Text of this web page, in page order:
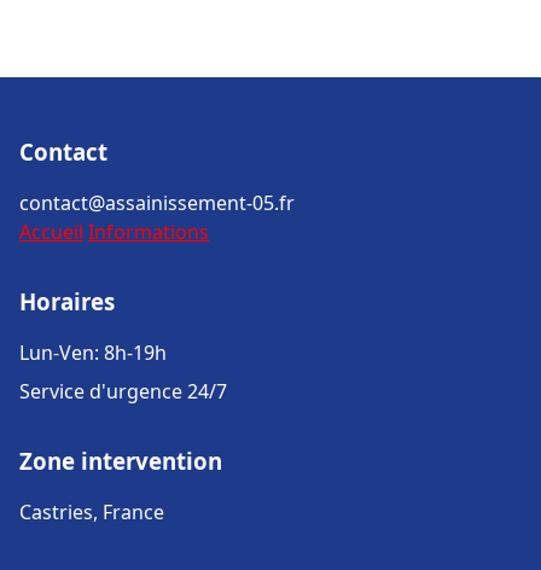
Contact
contact@assainissement-05.fr
Accueil Informations
Horaires
Lun-Ven: 8h-19h
Service d'urgence 24/7
Zone intervention
Castries, France